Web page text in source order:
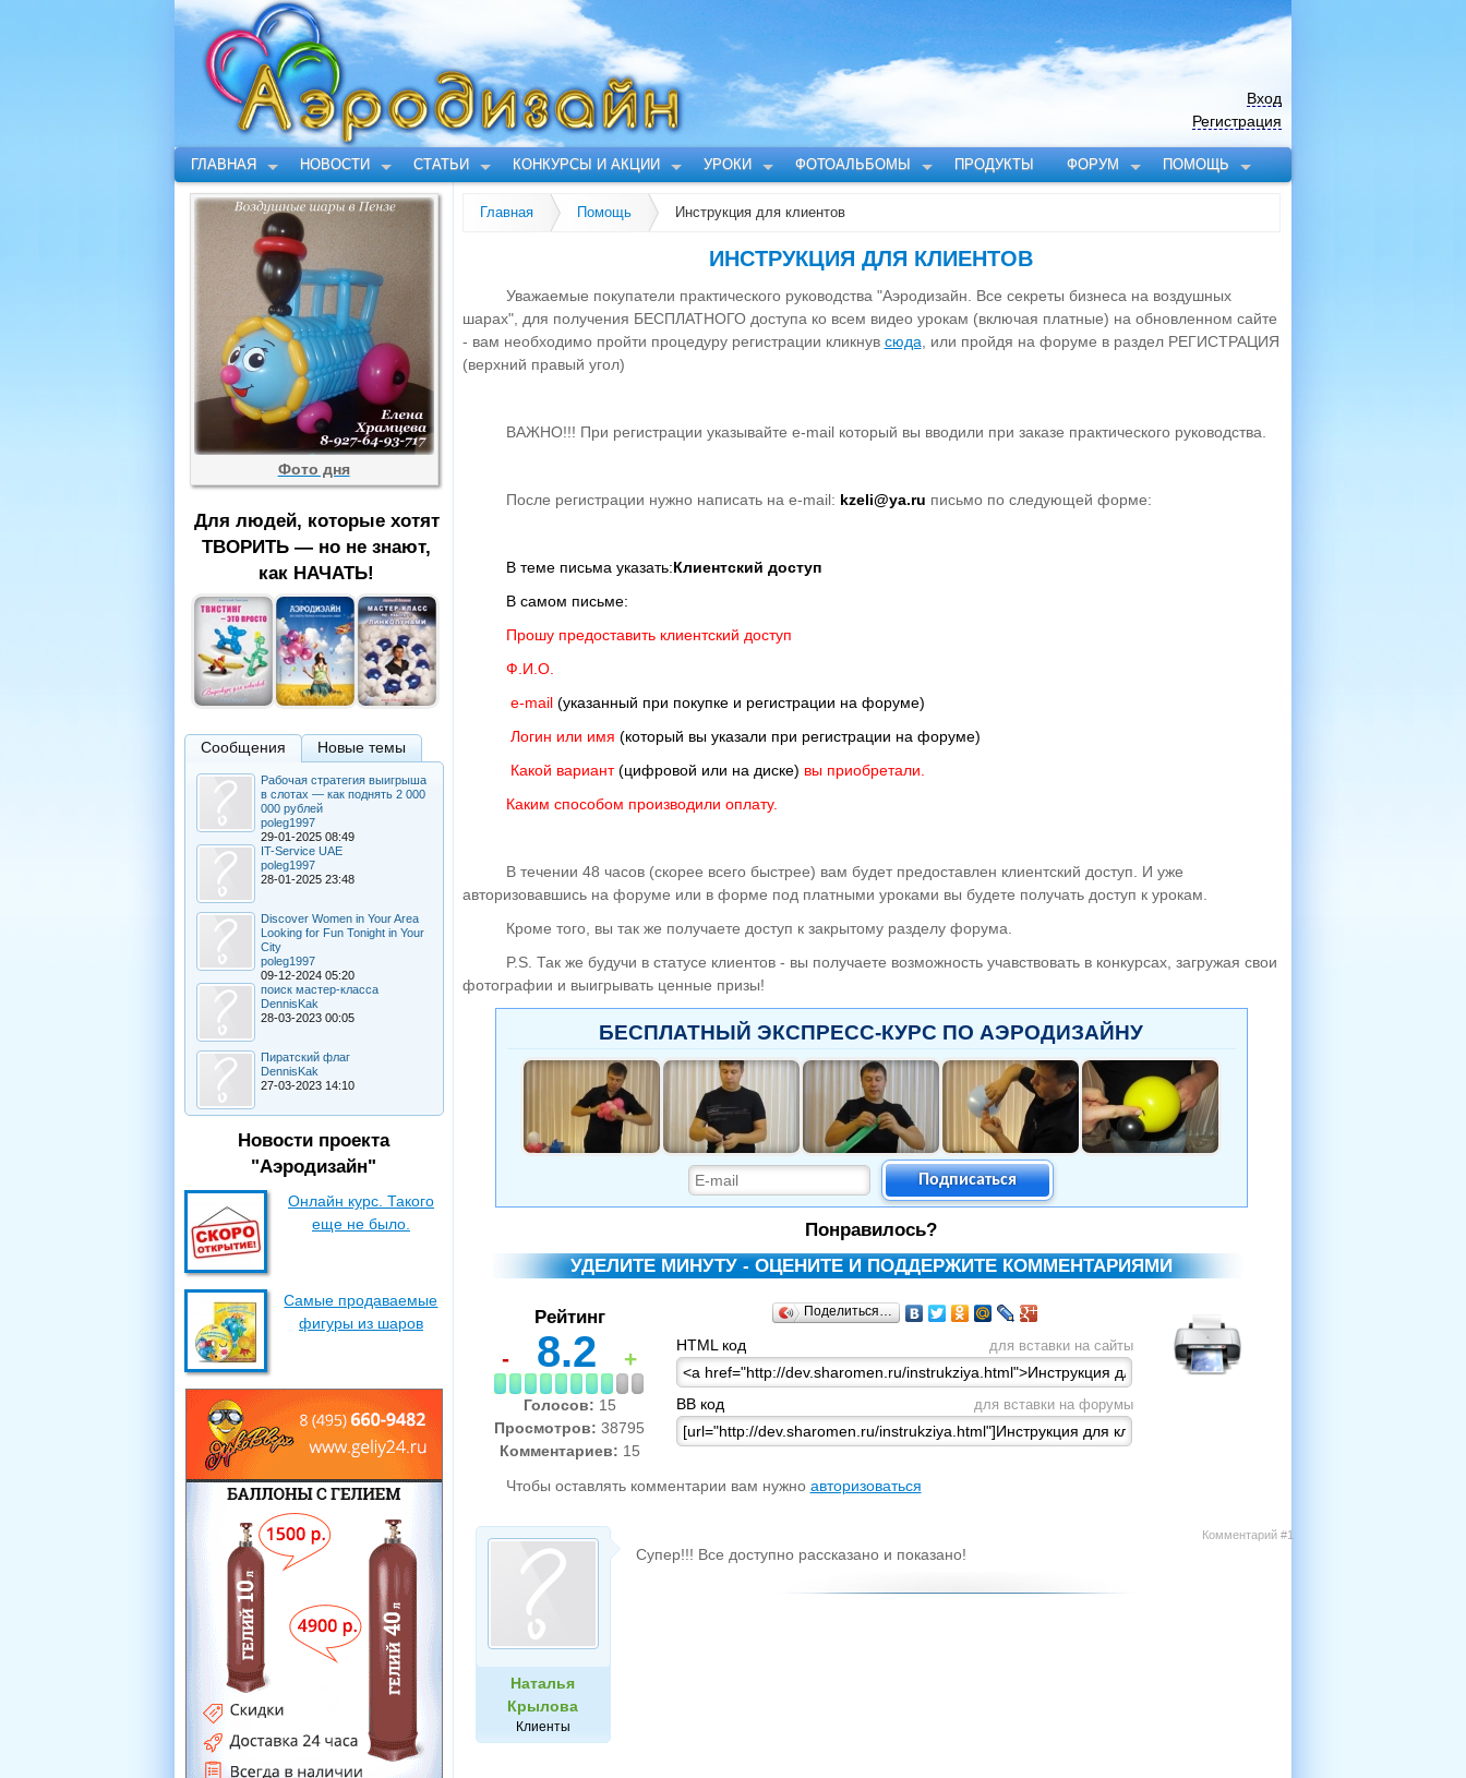
ГЛАВНАЯ НОВОСТИ СТАТЬИ КОНКУРСЫ И АКЦИИ УРОКИ ФОТОАЛЬБОМЫ ПРОДУКТЫ ФОРУМ ПОМОЩЬ
Вход
Регистрация
Фото дня
Для людей, которые хотят
ТВОРИТЬ — но не знают,
как НАЧАТЬ!
Сообщения Новые темы
Рабочая стратегия выигрыша
в слотах — как поднять 2 000
000 рублей
poleg1997
29-01-2025 08:49
IT-Service UAE
poleg1997
28-01-2025 23:48
Discover Women in Your Area
Looking for Fun Tonight in Your
City
poleg1997
09-12-2024 05:20
поиск мастер-класса
DennisKak
28-03-2023 00:05
Пиратский флаг
DennisKak
27-03-2023 14:10
Новости проекта
"Аэродизайн"
Онлайн курс. Такого
еще не было.
Самые продаваемые
фигуры из шаров
Главная Помощь Инструкция для клиентов
ИНСТРУКЦИЯ ДЛЯ КЛИЕНТОВ
Уважаемые покупатели практического руководства "Аэродизайн. Все секреты бизнеса на воздушных
шарах", для получения БЕСПЛАТНОГО доступа ко всем видео урокам (включая платные) на обновленном сайте
- вам необходимо пройти процедуру регистрации кликнув сюда , или пройдя на форуме в раздел РЕГИСТРАЦИЯ
(верхний правый угол)
ВАЖНО!!! При регистрации указывайте e-mail который вы вводили при заказе практического руководства.
После регистрации нужно написать на e-mail: kzeli@ya.ru письмо по следующей форме:
В теме письма указать:Клиентский доступ
В самом письме:
Прошу предоставить клиентский доступ
Ф.И.О.
e-mail (указанный при покупке и регистрации на форуме)
Логин или имя (который вы указали при регистрации на форуме)
Какой вариант(цифровой или на диске) вы приобретали.
Каким способом производили оплату.
В течении 48 часов (скорее всего быстрее) вам будет предоставлен клиентский доступ. И уже
авторизовавшись на форуме или в форме под платными уроками вы будете получать доступ к урокам.
Кроме того, вы так же получаете доступ к закрытому разделу форума.
P.S. Так же будучи в статусе клиентов - вы получаете возможность учавствовать в конкурсах, загружая свои
фотографии и выигрывать ценные призы!
БЕСПЛАТНЫЙ ЭКСПРЕСС-КУРС ПО АЭРОДИЗАЙНУ
Подписаться
Понравилось?
УДЕЛИТЕ МИНУТУ - ОЦЕНИТЕ И ПОДДЕРЖИТЕ КОММЕНТАРИЯМИ
Рейтинг
- 8.2 +
Голосов: 15
Просмотров: 38795
Комментариев: 15
Поделиться…
HTML код для вставки на сайты
BB код для вставки на форумы
Чтобы оставлять комментарии вам нужно авторизоваться
Наталья
Крылова
Клиенты
Комментарий #1
Супер!!! Все доступно рассказано и показано!